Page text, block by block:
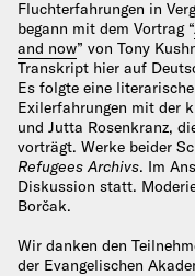
Fluchterfahrungen in
begann mit dem Vortrag “
and now” von Tony
Transkript hier auf
Es folgte eine
Exilerfahrungen mit der
und Jutta Rosenkranz,
vorträgt. Werke beider
Refugees Archivs. Im
Diskussion statt.
Borčak.
Wir danken den
der Evangelischen